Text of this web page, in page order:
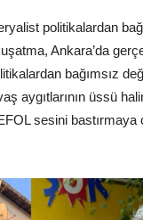
politikalardan
Ankara’da
bağımsız
aygıtlarının üssü
sesini bastırmaya